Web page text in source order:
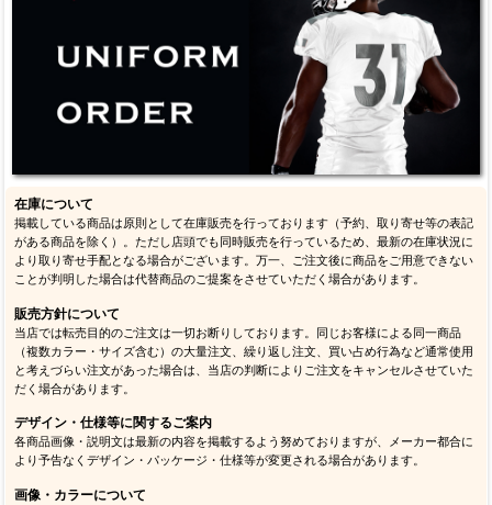
在庫について
掲載している商品は原則として在庫販売を行っております（予約、取り寄せ等の表記
がある商品を除く）。ただし店頭でも同時販売を行っているため、最新の在庫状況に
より取り寄せ手配となる場合がございます。万一、ご注文後に商品をご用意できない
ことが判明した場合は代替商品のご提案をさせていただく場合があります。
販売方針について
当店では転売目的のご注文は一切お断りしております。同じお客様による同一商品
（複数カラー・サイズ含む）の大量注文、繰り返し注文、買い占め行為など通常使用
と考えづらい注文があった場合は、当店の判断によりご注文をキャンセルさせていた
だく場合があります。
デザイン・仕様等に関するご案内
各商品画像・説明文は最新の内容を掲載するよう努めておりますが、メーカー都合に
より予告なくデザイン・パッケージ・仕様等が変更される場合があります。
画像・カラーについて